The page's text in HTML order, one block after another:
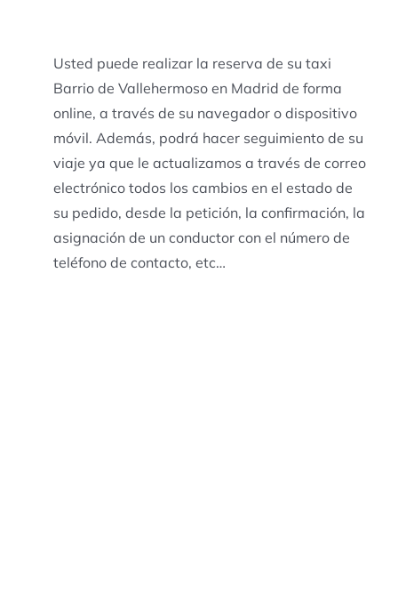
Usted puede realizar la reserva de su taxi
Barrio de Vallehermoso en Madrid de forma
online, a través de su navegador o dispositivo
móvil. Además, podrá hacer seguimiento de su
viaje ya que le actualizamos a través de correo
electrónico todos los cambios en el estado de
su pedido, desde la petición, la confirmación, la
asignación de un conductor con el número de
teléfono de contacto, etc…